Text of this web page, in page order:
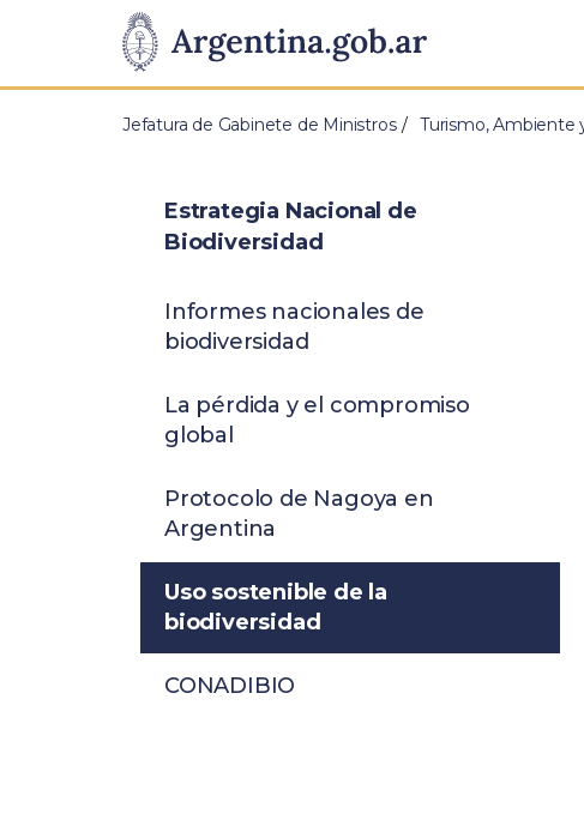
Presidencia
de
Pasar al contenido principal
Jefatura de Gabinete de Ministros Turismo, Ambiente
Estrategia Nacional de
Biodiversidad
Informes nacionales de
biodiversidad
La pérdida y el compromiso
global
Protocolo de Nagoya en
Argentina
Uso sostenible de la
biodiversidad
CONADIBIO